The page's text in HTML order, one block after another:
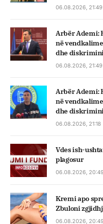
06.08.2026, 21:49
Arbër Ademi:
në
dhe
06.08.2026, 21:49
Arbër Ademi:
në
dhe
06.08.2026, 21:18
Vdes ish-
plagosur
06.08.2026, 20:49
Kremi apo
Zbuloni
06.08.2026, 20:49